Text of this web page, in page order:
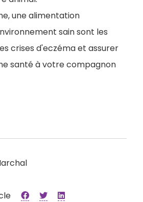
une alimentation
sain sont les
crises d'eczéma et assurer
santé à votre compagnon